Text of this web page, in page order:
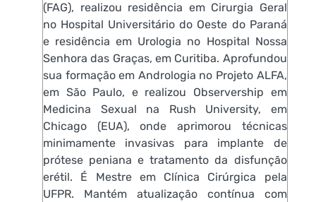
(FAG), realizou residência em Cirurgia Geral
no Hospital Universitário do Oeste do Paraná
e residência em Urologia no Hospital Nossa
Senhora das Graças, em Curitiba. Aprofundou
sua formação em Andrologia no Projeto ALFA,
em São Paulo, e realizou Observership em
Medicina Sexual na Rush University, em
Chicago (EUA), onde aprimorou técnicas
minimamente invasivas para implante de
prótese peniana e tratamento da disfunção
erétil. É Mestre em Clínica Cirúrgica pela
UFPR. Mantém atualização contínua com